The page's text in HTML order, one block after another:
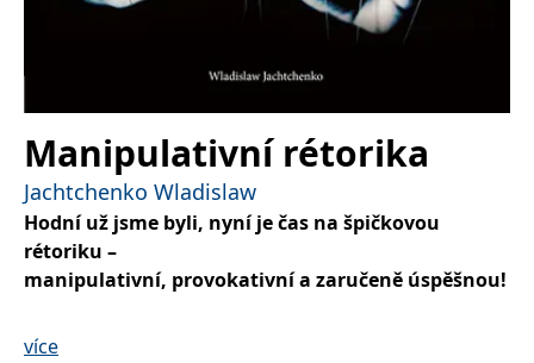
Manipulativní rétorika
Jachtchenko Wladislaw
Hodní už jsme byli, nyní je čas na špičkovou
rétoriku –
manipulativní, provokativní a zaručeně úspěšnou!
Chcete umět skrytě ovlivňovat ostatní ve svůj
více